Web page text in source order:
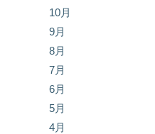
10月
9月
8月
7月
6月
5月
4月